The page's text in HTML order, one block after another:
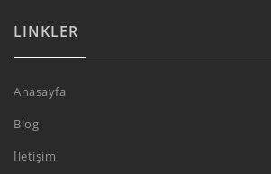
LINKLER
Anasayfa
Blog
İletişim